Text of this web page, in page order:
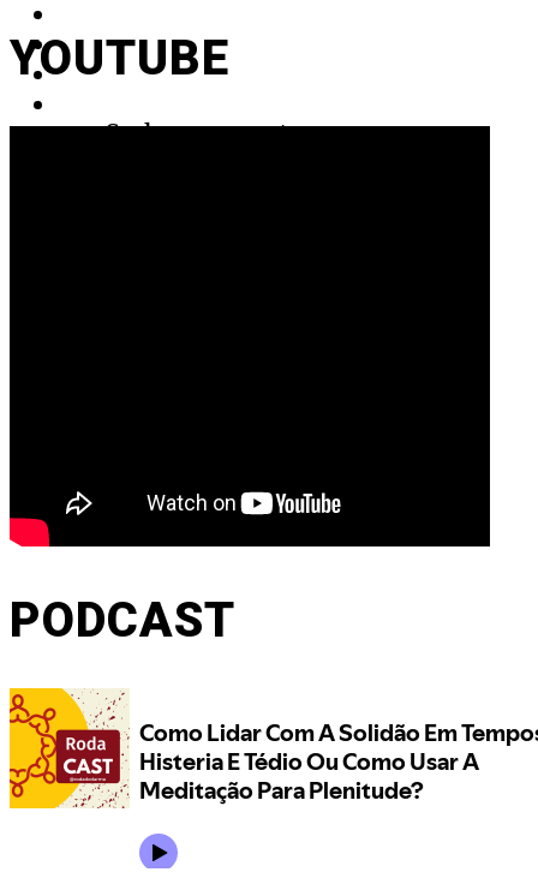
Ouça
Apoie
Sobre o autor
YOUTUBE
PODCAST